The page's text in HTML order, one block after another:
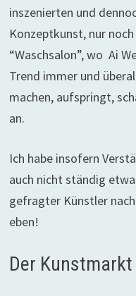
inszenierten und
Konzeptkunst, nur
“Waschsalon”, wo Ai
Trend immer und
machen, aufspringt,
an.
Ich habe insofern
auch nicht ständig
gefragter Künstler
eben!
Der